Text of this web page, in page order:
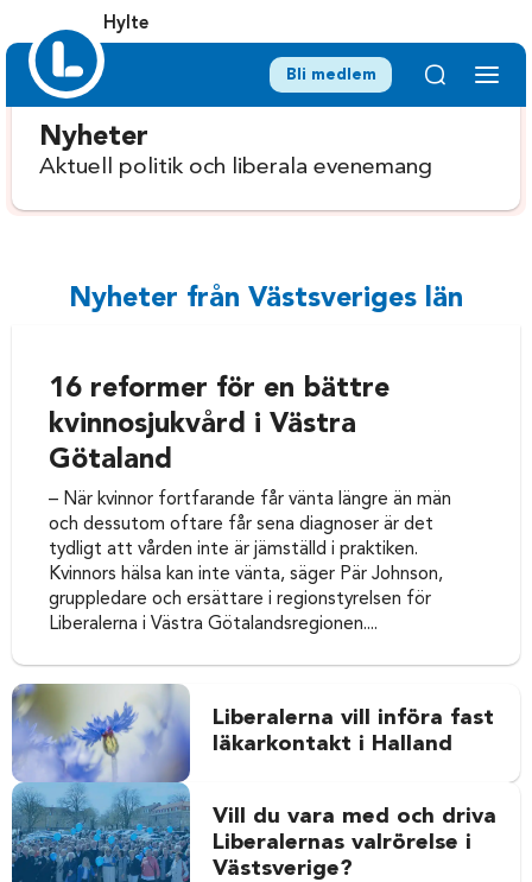
Hylte
Bli medlem
Nyheter
Aktuell politik och liberala evenemang
Nyheter från Västsveriges län
16 reformer för en bättre
kvinnosjukvård i Västra
Götaland
– När kvinnor fortfarande får vänta längre än män
och dessutom oftare får sena diagnoser är det
tydligt att vården inte är jämställd i praktiken.
Kvinnors hälsa kan inte vänta, säger Pär Johnson,
gruppledare och ersättare i regionstyrelsen för
Liberalerna i Västra Götalandsregionen....
Liberalerna vill införa fast
läkarkontakt i Halland
Vill du vara med och driva
Liberalernas valrörelse i
Västsverige?